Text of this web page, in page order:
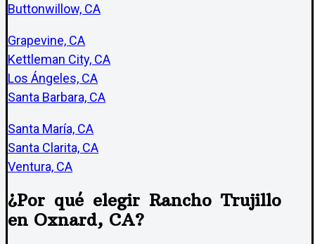
Buttonwillow, CA
Grapevine, CA
Kettleman City, CA
Los Ángeles, CA
Santa Barbara, CA
Santa María, CA
Santa Clarita, CA
Ventura, CA
¿Por qué elegir Rancho Trujillo
en Oxnard, CA?